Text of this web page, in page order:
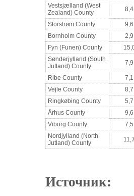
Vestsjælland (West
Zealand) County
8,4
Storstrøm County 9,6
Bornholm County
2,9
Fyn (Funen) County
Sønderjylland (South
Jutland) County
7,9
Ribe County 7,1
Vejle County
8,7
Ringkøbing County
5,7
Århus County
9,6
Viborg County
7,5
Nordjylland (North
Jutland) County
11,7
Источник: